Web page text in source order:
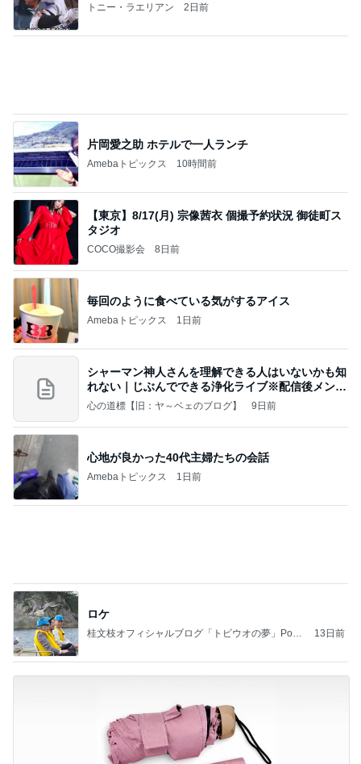
トニー・ラエリアン 2日前
片岡愛之助 ホテルで一人ランチ
Amebaトピックス 10時間前
【東京】8/17(月) 宗像茜衣 個撮予約状況 御徒町ス
タジオ
COCO撮影会 8日前
毎回のように食べている気がするアイス
Amebaトピックス 1日前
シャーマン神人さんを理解できる人はいないかも知
れない｜じぶんでできる浄化ライブ※配信後メンバ
ー限
心の道標【旧：ヤ～ベェのブログ】 9日前
心地が良かった40代主婦たちの会話
Amebaトピックス 1日前
ロケ
桂文枝オフィシャルブログ「トビウオの夢」Pow
13日前